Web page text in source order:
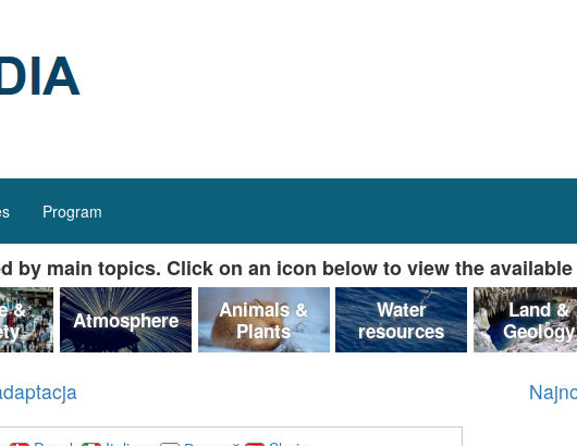
Program
by main topics. Click on an icon below to view the
&
Atmosphere
Animals &
Plants
Water
resources
Land &
Geology